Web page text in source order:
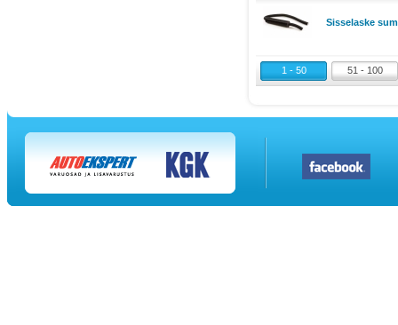
Sisselaske
1 - 50 51 - 100